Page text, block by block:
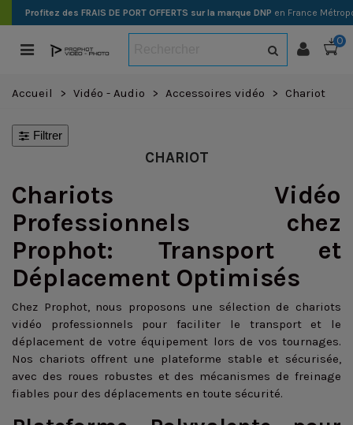
Profitez des FRAIS DE PORT OFFERTS sur la marque DNP en France
0
Accueil > Vidéo - Audio > Accessoires vidéo > Chariot
Filtrer
CHARIOT
Chariots Vidéo
Professionnels chez
Prophot: Transport et
Déplacement Optimisés
Chez Prophot, nous proposons une sélection de chariots
vidéo professionnels pour faciliter le transport et le
déplacement de votre équipement lors de vos tournages.
Nos chariots offrent une plateforme stable et sécurisée,
avec des roues robustes et des mécanismes de freinage
fiables pour des déplacements en toute sécurité.